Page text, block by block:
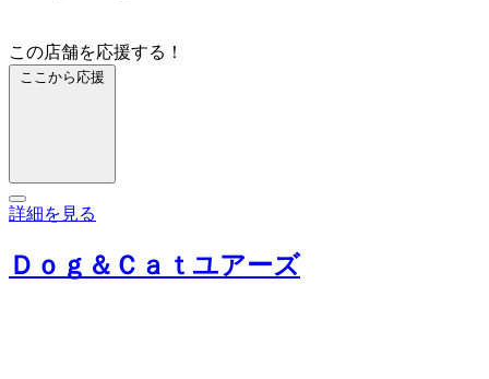
この店舗を応援する！
ここから応援
詳細を見る
Ｄｏｇ＆Ｃａｔユアーズ